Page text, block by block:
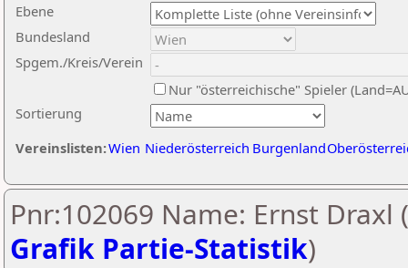
Ebene
Sortierung
Bundesland
Spgem./Kreis/Verein
Nur "österreichische" Spieler
Vereinslisten:Wien Niederösterreich Burgenland
Pnr:102069 Name: Ernst Draxl (
Grafik Partie-Statistik)